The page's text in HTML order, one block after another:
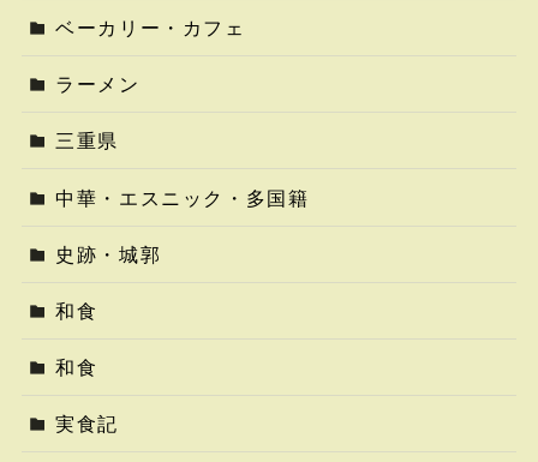
ベーカリー・カフェ
ラーメン
三重県
中華・エスニック・多国籍
史跡・城郭
和食
和食
実食記